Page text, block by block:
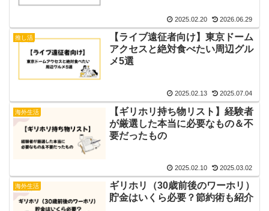
2025.02.20 2026.06.29
推し活
【ライブ遠征者向け】東京ドーム
アクセスと絶対食べたい周辺グル
メ5選
2025.02.13 2025.07.04
海外生活
【ギリホリ持ち物リスト】経験者
が厳選した本当に必要なもの＆不
要だったもの
2025.02.10 2025.03.02
海外生活
ギリホリ（30歳前後のワーホリ）
貯金はいくら必要？節約術も紹介